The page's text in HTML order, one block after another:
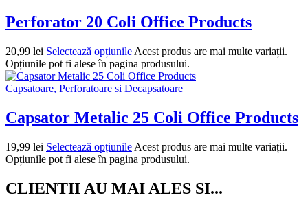
Perforator 20 Coli Office Products
20,99 lei Selectează opțiunile Acest produs are mai multe variații.
Opțiunile pot fi alese în pagina produsului.
Capsatoare, Perforatoare si Decapsatoare
Capsator Metalic 25 Coli Office Products
19,99 lei Selectează opțiunile Acest produs are mai multe variații.
Opțiunile pot fi alese în pagina produsului.
CLIENTII AU MAI ALES SI...